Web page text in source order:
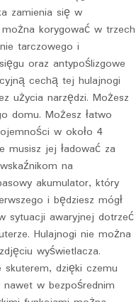
zamienia się w
korygować w trzech
tarczowego i
oraz antypoślizgowe
cechą tej hulajnogi
użycia narzędzi. Możesz
domu. Możesz łatwo
w około 4
musisz jej ładować za
na
akumulator, który
i będziesz mógł
sytuacji awaryjnej dotrzeć
Hulajnogi nie można
wyświetlacza.
dzięki czemu
w bezpośrednim